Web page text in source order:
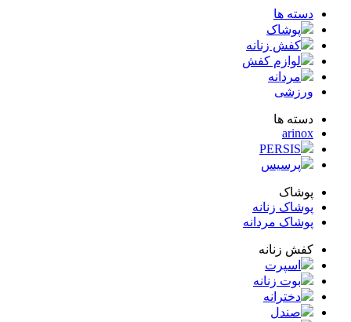
ها
پوشاک
کفش زنانه
لوازم کفش
مردانه
ها
PERSIS
پرسیس
زنانه
مردانه
زنانه
اسپرت
بوت زنانه
دخترانه
صندل